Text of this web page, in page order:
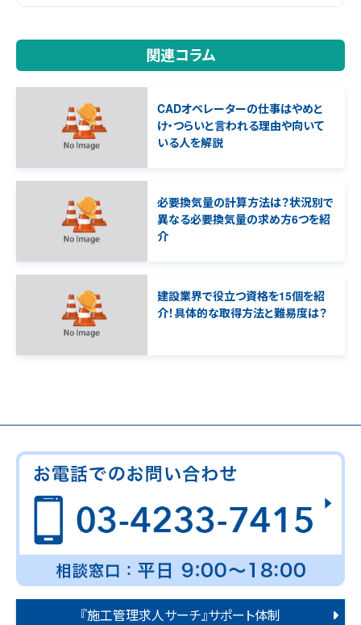
関連コラム
CADオペレーターの仕事はやめと
け・つらいと言われる理由や向いて
いる人を解説
必要換気量の計算方法は？状況別で
異なる必要換気量の求め方6つを紹
介
建設業界で役立つ資格を15個を紹
介！具体的な取得方法と難易度は？
『施工管理求人サーチ』サポート体制